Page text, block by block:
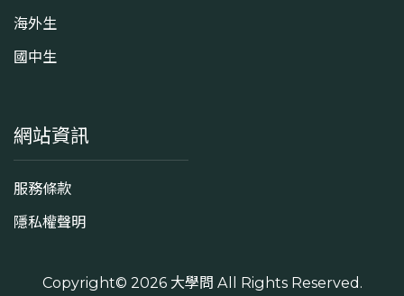
海外生
國中生
網站資訊
服務條款
隱私權聲明
Copyright© 2026 大學問 All Rights Reserved.